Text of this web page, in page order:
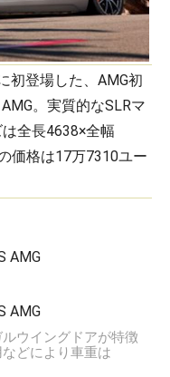
初登場した、AMG初
。実質的なSLRマ
全長4638×全幅
価格は17万7310ユー
ウイングドアが特徴
どにより車重は